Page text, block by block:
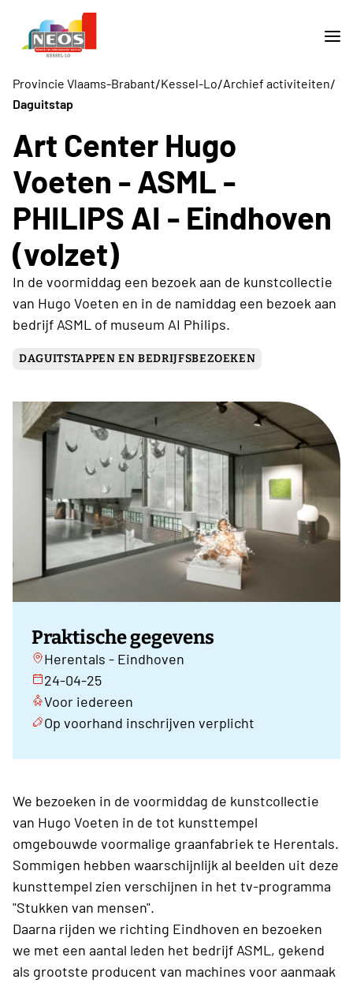
Provincie Vlaams-Brabant/Kessel-Lo/Archief activiteiten/
Daguitstap
Art Center Hugo
Voeten - ASML -
PHILIPS AI - Eindhoven
(volzet)
In de voormiddag een bezoek aan de kunstcollectie
van Hugo Voeten en in de namiddag een bezoek aan
bedrijf ASML of museum AI Philips.
DAGUITSTAPPEN EN BEDRIJFSBEZOEKEN
Praktische gegevens
Herentals - Eindhoven
24-04-25
Voor iedereen
Op voorhand inschrijven verplicht
We bezoeken in de voormiddag de kunstcollectie
van Hugo Voeten in de tot kunsttempel
omgebouwde voormalige graanfabriek te Herentals.
Sommigen hebben waarschijnlijk al beelden uit deze
kunsttempel zien verschijnen in het tv-programma
"Stukken van mensen".
Daarna rijden we richting Eindhoven en bezoeken
we met een aantal leden het bedrijf ASML, gekend
als grootste producent van machines voor aanmaak